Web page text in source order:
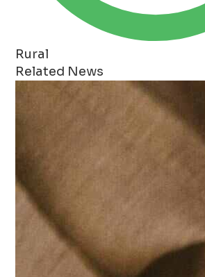
Rural
Related News